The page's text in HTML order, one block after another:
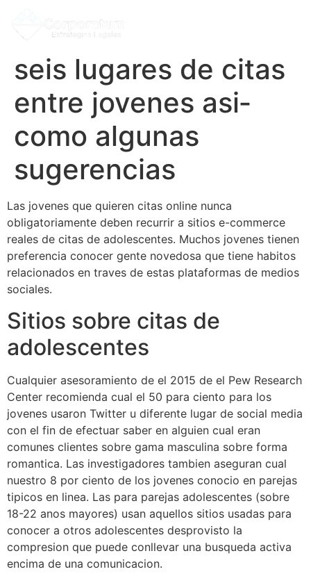
seis lugares de citas
entre jovenes asi­
como algunas
sugerencias
Las jovenes que quieren citas online nunca
obligatoriamente deben recurrir a sitios e-commerce
reales de citas de adolescentes. Muchos jovenes tienen
preferencia conocer gente novedosa que tiene habitos
relacionados en traves de estas plataformas de medios
sociales.
Sitios sobre citas de
adolescentes
Cualquier asesoramiento de el 2015 de el Pew Research
Center recomienda cual el 50 para ciento para los
jovenes usaron Twitter u diferente lugar de social media
con el fin de efectuar saber en alguien cual eran
comunes clientes sobre gama masculina sobre forma
romantica. Las investigadores tambien aseguran cual
nuestro 8 por ciento de los jovenes conocio en parejas
ti­picos en linea. Las para parejas adolescentes (sobre
18-22 anos mayores) usan aquellos sitios usadas para
conocer a otros adolescentes desprovisto la
compresion que puede conllevar una busqueda activa
encima de una comunicacion.